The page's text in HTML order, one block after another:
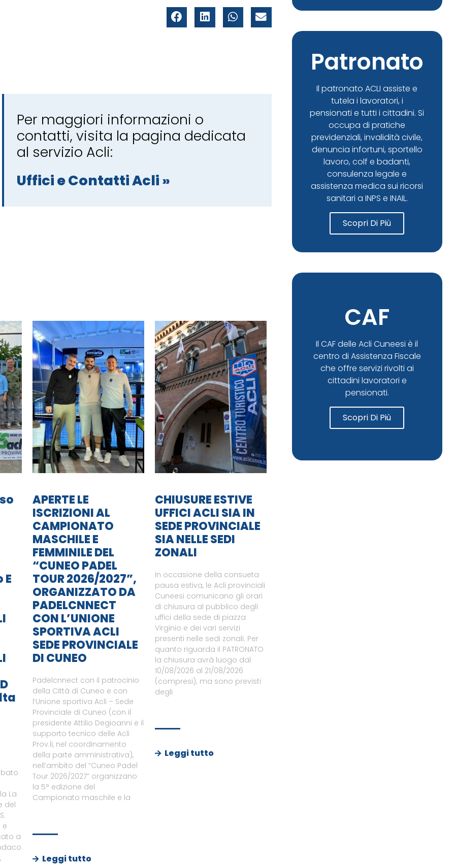
Per maggiori informazioni o
contatti, visita la pagina dedicata
al servizio Acli:
Uffici e Contatti Acli »
La
del
e
a
APERTE LE
ISCRIZIONI AL
CAMPIONATO
MASCHILE E
FEMMINILE DEL
“CUNEO PADEL
TOUR 2026/2027”,
ORGANIZZATO DA
PADELCNNECT
CON L’UNIONE
SPORTIVA ACLI
SEDE PROVINCIALE
DI CUNEO
Padelcnnect con il patrocinio
della Città di Cuneo e con
l’Unione sportiva Acli – Sede
Provinciale di Cuneo (con il
presidente Attilio Degioanni e il
supporto tecnico delle Acli
Prov.li, nel coordinamento
della parte amministrativa),
nell’ambito del “Cuneo Padel
Tour 2026/2027” organizzano
la 5° edizione del
Campionato maschile e la
Leggi tutto
CHIUSURE ESTIVE
UFFICI ACLI SIA IN
SEDE PROVINCIALE
SIA NELLE SEDI
ZONALI
In occasione della consueta
pausa estiva, le Acli provinciali
Cuneesi comunicano gli orari
di chiusura al pubblico degli
uffici della sede di piazza
Virginio e dei vari servizi
presenti nelle sedi zonali. Per
quanto riguarda il PATRONATO
la chiusura avrà luogo dal
10/08/2026 al 21/08/2026
(compresi); ma sono previsti
degli
Leggi tutto
Patronato
Il patronato ACLI assiste e
tutela i lavoratori, i
pensionati e tutti i cittadini. Si
occupa di pratiche
previdenziali, invalidità civile,
denuncia infortuni, sportello
lavoro, colf e badanti,
consulenza legale e
assistenza medica sui ricorsi
sanitari a INPS e INAIL.
Scopri Di Più
CAF
Il CAF delle Acli Cuneesi è il
centro di Assistenza Fiscale
che offre servizi rivolti ai
cittadini lavoratori e
pensionati.
Scopri Di Più